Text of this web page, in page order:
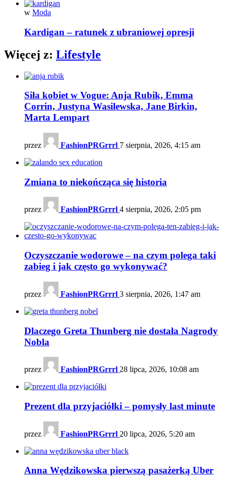
w Moda
Kardigan – ratunek z ubraniowej opresji
Więcej z: Lifestyle
Siła kobiet w Vogue: Anja Rubik, Emma
Corrin, Justyna Wasilewska, Jane Birkin,
Marta Lempart
przez FashionPRGrrrl 7 sierpnia, 2026, 4:15 am
Zmiana to niekończąca się historia
przez FashionPRGrrrl 4 sierpnia, 2026, 2:05 pm
Oczyszczanie wodorowe – na czym polega taki
zabieg i jak często go wykonywać?
przez FashionPRGrrrl 3 sierpnia, 2026, 1:47 am
Dlaczego Greta Thunberg nie dostała Nagrody
Nobla
przez FashionPRGrrrl 28 lipca, 2026, 10:08 am
Prezent dla przyjaciółki – pomysły last minute
przez FashionPRGrrrl 20 lipca, 2026, 5:20 am
Anna Wędzikowska pierwszą pasażerką Uber